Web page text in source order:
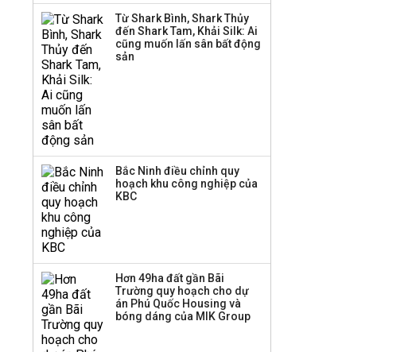
VPBankS xin từ nhiệm
Từ Shark Bình, Shark Thủy
đến Shark Tam, Khải Silk: Ai
cũng muốn lấn sân bất động
sản
Bắc Ninh điều chỉnh quy
hoạch khu công nghiệp của
KBC
Hơn 49ha đất gần Bãi
Trường quy hoạch cho dự
án Phú Quốc Housing và
bóng dáng của MIK Group